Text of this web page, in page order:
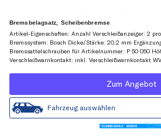
Bremsbelagsatz, Scheibenbremse
Artikel-Eigenschaften: Anzahl Verschleißanzeiger: 2
Bremssystem: Bosch Dicke/Stärke: 20,2 mm
Bremssattelschrauben für Artikelnummer: P 50 050
Verschleißwarnkontakt: inkl. Verschleißwarnkontakt
Zum Angebot
Fahrzeug auswählen